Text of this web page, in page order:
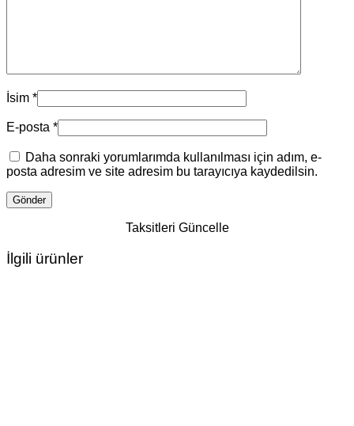
İsim *
E-posta *
Daha sonraki yorumlarımda kullanılması için adım, e-
posta adresim ve site adresim bu tarayıcıya kaydedilsin.
Taksitleri Güncelle
İlgili ürünler